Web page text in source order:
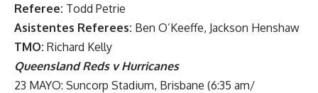
Referee: Todd Petrie
Asistentes Referees: Ben O’Keeffe, Jackson Henshaw
TMO: Richard Kelly
Queensland Reds v Hurricanes
23 MAYO: Suncorp Stadium, Brisbane (6:35 am/